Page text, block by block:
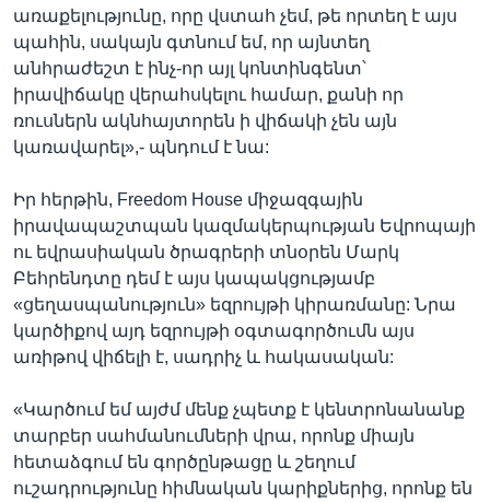
առաքելությունը, որը վստահ չեմ, թե որտեղ է այս
պահին, սակայն գտնում եմ, որ այնտեղ
անհրաժեշտ է ինչ-որ այլ կոնտինգենտ՝
իրավիճակը վերահսկելու համար, քանի որ
ռուսներն ակնհայտորեն ի վիճակի չեն այն
կառավարել»,- պնդում է նա:
Իր հերթին, Freedom House միջազգային
իրավապաշտպան կազմակերպության Եվրոպայի
ու եվրասիական ծրագրերի տնօրեն Մարկ
Բեհրենդտը դեմ է այս կապակցությամբ
«ցեղասպանություն» եզրույթի կիրառմանը: Նրա
կարծիքով այդ եզրույթի օգտագործումն այս
առիթով վիճելի է, սադրիչ և հակասական:
«Կարծում եմ այժմ մենք չպետք է կենտրոնանանք
տարբեր սահմանումների վրա, որոնք միայն
հետաձգում են գործընթացը և շեղում
ուշադրությունը հիմնական կարիքներից, որոնք են